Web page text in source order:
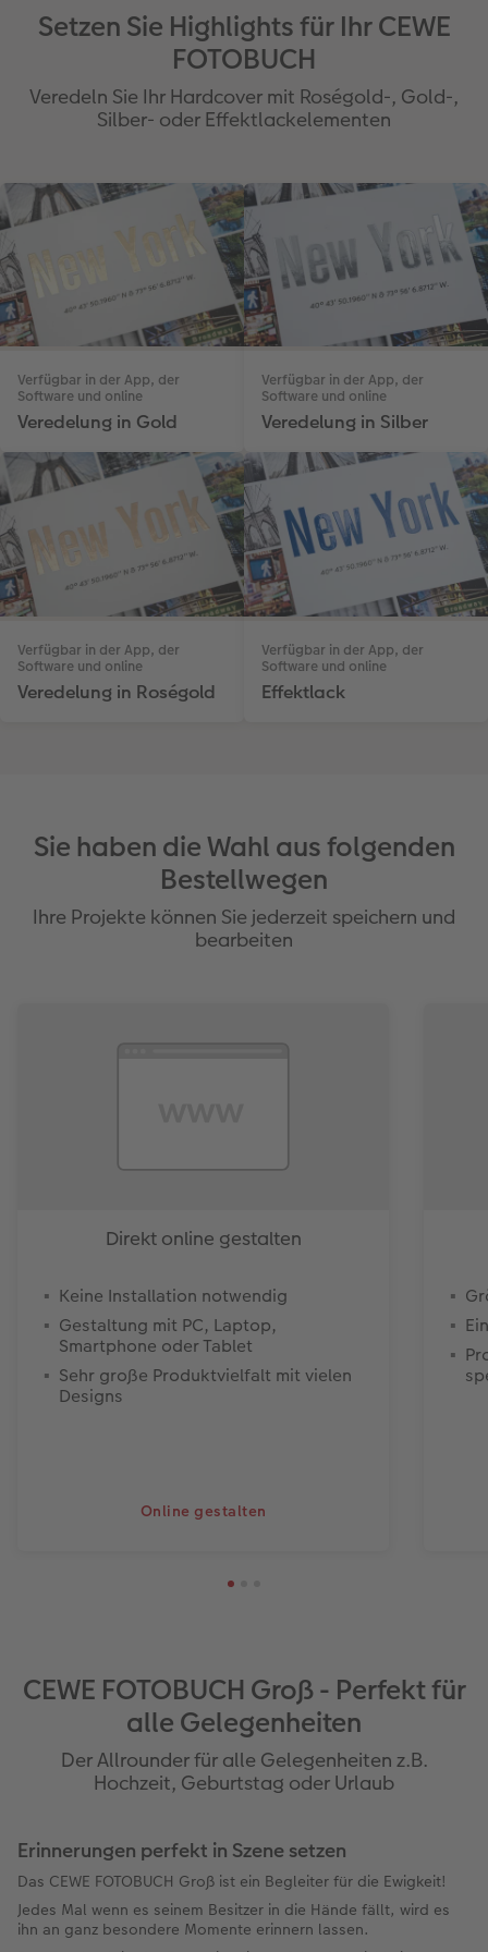
Setzen Sie Highlights für Ihr CEWE
FOTOBUCH
Veredeln Sie Ihr Hardcover mit Roségold-, Gold-,
Silber- oder Effektlackelementen
Verfügbar in der App, der
Software und online
Veredelung in Gold
Verfügbar in der App, der
Software und online
Veredelung in Silber
Verfügbar in der App, der
Software und online
Veredelung in Roségold
Verfügbar in der App, der
Software und online
Effektlack
Sie haben die Wahl aus folgenden
Bestellwegen
Ihre Projekte können Sie jederzeit speichern und
bearbeiten
Direkt online gestalten
Keine Installation notwendig
Gestaltung mit PC, Laptop,
Smartphone oder Tablet
Sehr große Produktvielfalt mit vielen
Designs
Online gestalten
CEWE FOTOBUCH Groß - Perfekt für
alle Gelegenheiten
Der Allrounder für alle Gelegenheiten z.B.
Hochzeit, Geburtstag oder Urlaub
Erinnerungen perfekt in Szene setzen
Das CEWE FOTOBUCH Groß ist ein Begleiter für die Ewigkeit!
Jedes Mal wenn es seinem Besitzer in die Hände fällt, wird es
ihn an ganz besondere Momente erinnern lassen.